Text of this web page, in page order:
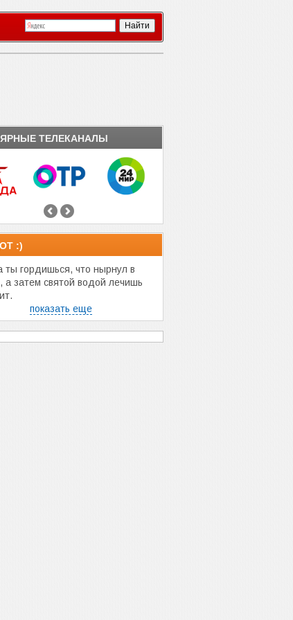
ТЕЛЕКАНАЛЫ
:)
ты гордишься, что нырнул в
а затем святой водой лечишь
показать еще